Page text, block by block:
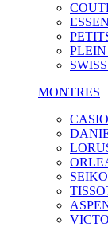
PLEIN
MONTRES
CASIO
SEIKO